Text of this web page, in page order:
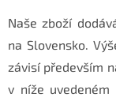
Naše zboží
na Slovensko.
závisí především
v níže uvedeném